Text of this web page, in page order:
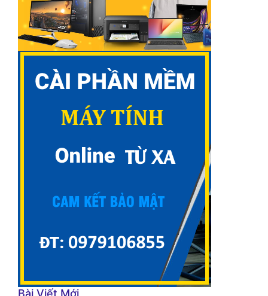
Bài Viết Mới